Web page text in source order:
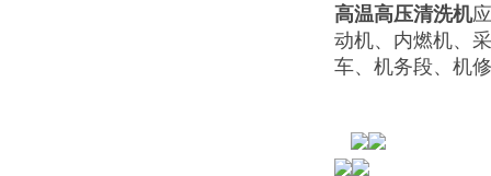
高温高压清洗机
动机、内燃机、
车、机务段、机